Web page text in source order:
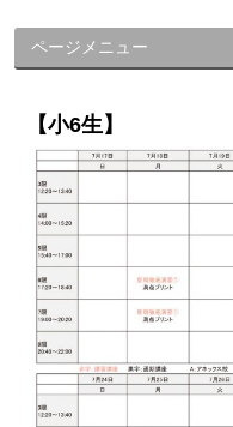
ページメニュー
【小6生】